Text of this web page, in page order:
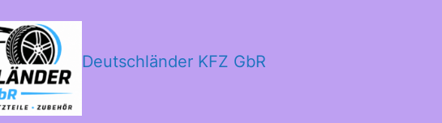
Deutschländer KFZ GbR